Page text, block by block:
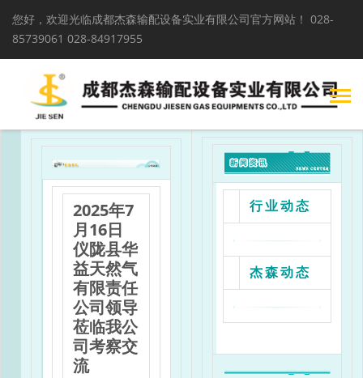
您好，欢迎光临成都杰森输配设备实业有限公司官方网站！ 028-
85739061 028-84917955
2025年7
月16日
仪陇县华
益天然气
有限责任
公司领导
莅临我公
司考察交
流
行业动态
杰森动态